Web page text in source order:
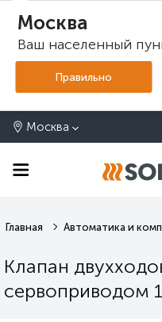
Москва
Москва
Ваш населенный
Главная Автоматика и
Клапан
сервоприводом